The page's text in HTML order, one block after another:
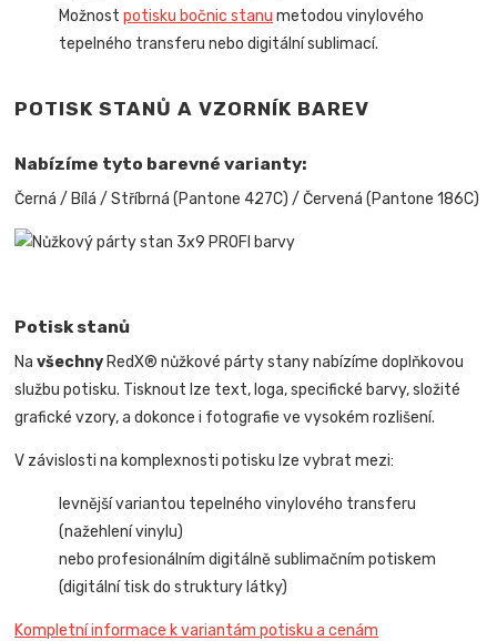
Možnostpotisku bočnic stanu metodou vinylového
tepelného transferu nebo digitální sublimací.
POTISK STANŮ A VZORNÍK BAREV
Nabízíme tyto barevné varianty:
Černá / Bílá / Stříbrná (Pantone 427C) / Červená (Pantone 186C)
Potisk stanů
Navšechny RedX® nůžkové párty stany nabízíme doplňkovou
službu potisku. Tisknout lze text, loga, specifické barvy, složité
grafické vzory, a dokonce i fotografie ve vysokém rozlišení.
V závislosti na komplexnosti potisku lze vybrat mezi:
levnější variantou tepelného vinylového transferu
(nažehlení vinylu)
nebo profesionálním digitálně sublimačním potiskem
(digitální tisk do struktury látky)
Kompletní informace k variantám potisku a cenám